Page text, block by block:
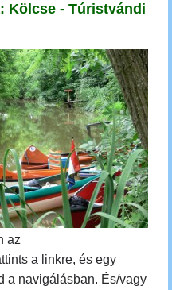
Kölcse - Túristvándi
az
a linkre, és egy
a navigálásban. És/vagy